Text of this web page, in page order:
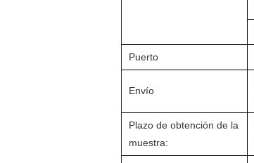
Puerto
Envío
Plazo de obtención de la
muestra: